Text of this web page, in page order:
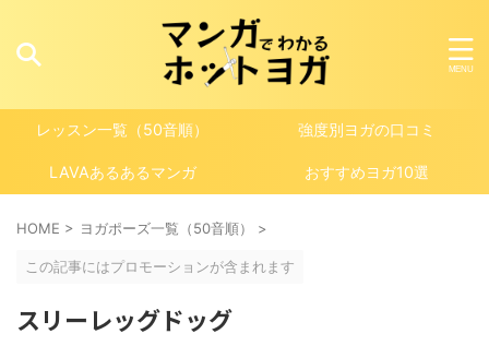
レッスン一覧（50音順） 強度別ヨガの口コミ
LAVAあるあるマンガ おすすめヨガ10選
HOME > ヨガポーズ一覧（50音順） >
この記事にはプロモーションが含まれます
スリーレッグドッグ